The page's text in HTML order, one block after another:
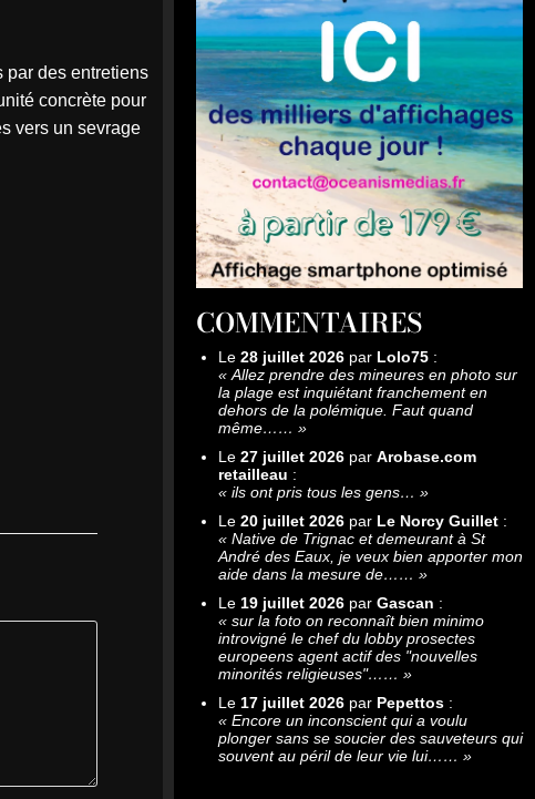
par des entretiens
concrète pour
vers un sevrage
COMMENTAIRES
Le 28 juillet 2026 par Lolo75 :
« Allez prendre des mineures en photo sur
la plage est inquiétant franchement en
dehors de la polémique. Faut quand
même…… »
Le 27 juillet 2026 par Arobase.com
retailleau :
« ils ont pris tous les gens… »
Le 20 juillet 2026 par Le Norcy Guillet :
« Native de Trignac et demeurant à St
André des Eaux, je veux bien apporter mon
aide dans la mesure de…… »
Le 19 juillet 2026 par Gascan :
« sur la foto on reconnaît bien minimo
introvigné le chef du lobby prosectes
europeens agent actif des "nouvelles
minorités religieuses"…… »
Le 17 juillet 2026 par Pepettos :
« Encore un inconscient qui a voulu
plonger sans se soucier des sauveteurs qui
souvent au péril de leur vie lui…… »